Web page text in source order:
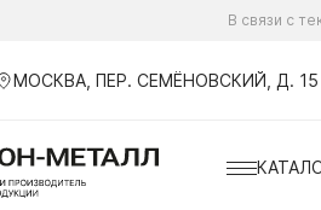
В связи с
МОСКВА, ПЕР. СЕМЁНОВСКИЙ, Д. 15